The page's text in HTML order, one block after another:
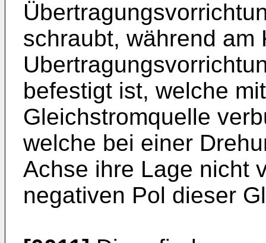
schraubt, während am
befestigt ist, welche
Gleichstromquelle
welche bei einer
Achse ihre Lage nicht
negativen Pol dieser